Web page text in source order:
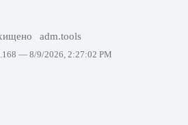
adm.tools
— 8/9/2026, 2:27:02 PM